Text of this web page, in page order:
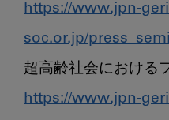
https://www.jpn-
soc.or.jp/
https://www.jpn-